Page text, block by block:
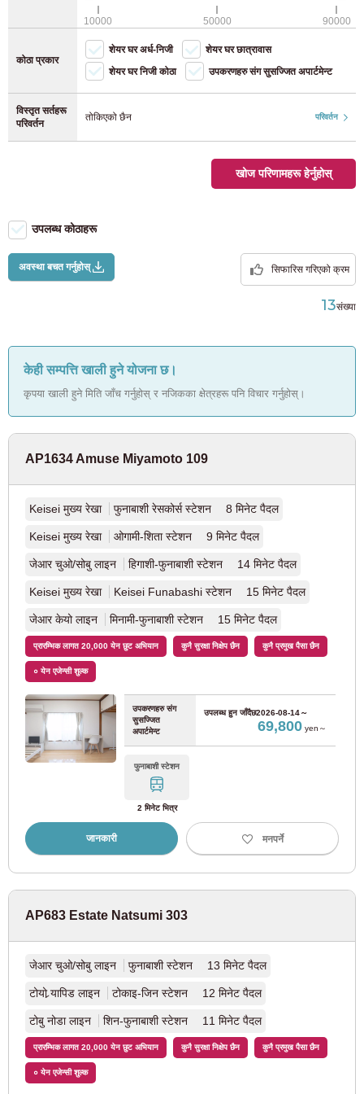
10000 50000 90000
कोठा प्रकार
शेयर घर अर्ध-निजी
शेयर घर छात्रावास
शेयर घर निजी कोठा
उपकरणहरु संग सुसज्जित अपार्टमेन्ट
विस्तृत सर्तहरू
परिवर्तन
तोकिएको छैन परिवर्तन
खोज परिणामहरू हेर्नुहोस्
अवस्था बचत गर्नुहोस् सिफारिस गरिएको क्रम
13संख्या
उपलब्ध कोठाहरू
केही सम्पत्ति खाली हुने योजना छ।
कृपया खाली हुने मिति जाँच गर्नुहोस् र नजिकका क्षेत्रहरू पनि विचार गर्नुहोस्।
AP1634 Amuse Miyamoto 109
Keisei मुख्य रेखा फुनाबाशी रेसकोर्स स्टेशन 8 मिनेट पैदल
Keisei मुख्य रेखा ओगामी-शिता स्टेशन 9 मिनेट पैदल
जेआर चुओ/सोबु लाइन हिगाशी-फुनाबाशी स्टेशन 14 मिनेट पैदल
Keisei मुख्य रेखा Keisei Funabashi स्टेशन 15 मिनेट पैदल
जेआर केयो लाइन मिनामी-फुनाबाशी स्टेशन 15 मिनेट पैदल
प्रारम्भिक लागत 20,000 येन छुट अभियान कुनै सुरक्षा निक्षेप छैन कुनै प्रमुख पैसा छैन
० येन एजेन्सी शुल्क
उपकरणहरु संग
सुसज्जित
अपार्टमेन्ट
उपलब्ध हुन जाँदैछ2026-08-14～
69,800yen～
फुनाबाशी स्टेशन
2 मिनेट भित्र
जानकारी मनपर्ने
AP683 Estate Natsumi 303
जेआर चुओ/सोबु लाइन फुनाबाशी स्टेशन 13 मिनेट पैदल
टोयो र्‍यापिड लाइन टोकाइ-जिन स्टेशन 12 मिनेट पैदल
टोबु नोडा लाइन शिन-फुनाबाशी स्टेशन 11 मिनेट पैदल
प्रारम्भिक लागत 20,000 येन छुट अभियान कुनै सुरक्षा निक्षेप छैन कुनै प्रमुख पैसा छैन
० येन एजेन्सी शुल्क
जेआर केयो लाइन
जेआर योकोहामा लाइन (28)
जेआर नम्बु लाइन (40)
जेआर योकोसुका रेखा (12)
जेआर ताकासाकी लाइन
JR Tokaido मुख्य रेखा
जेआर मुसाशिनो लाइन (9)
जेआर ओम लाइन (2)
जेआर हाचिको लाइन (1)
टोक्यो मेट्रो Marunouchi लाइन (126)
टोकियो मेट्रो Ginza लाइन (12)
टोकियो मेट्रो हान्जोमोन लाइन (6)
टोक्यो मेट्रो चियोडा लाइन (20)
टोक्यो मेट्रो युराकुचो लाइन (67)
टोक्यो मेट्रो फुकुटोशिन लाइन (69)
टोक्यो मेट्रो हिबिया लाइन (22)
टोक्यो मेट्रो नम्बोकु लाइन (15)
Toei Oedo लाइन (119)
तोई मिता लाइन (53)
Toei Shinjuku लाइन
वाइफाइ (नि:शुल्क)
साइकल पार्किङ (साइकल)
साइकल पार्किङ (मोपेड)